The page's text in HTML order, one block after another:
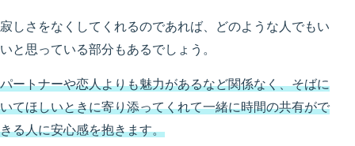
寂しさをなくしてくれるのであれば、どのような人でもい
いと思っている部分もあるでしょう。
パートナーや恋人よりも魅力があるなど関係なく、そばに
いてほしいときに寄り添ってくれて一緒に時間の共有がで
きる人に安心感を抱きます。